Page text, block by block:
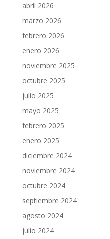
abril 2026
marzo 2026
febrero 2026
enero 2026
noviembre 2025
octubre 2025
julio 2025
mayo 2025
febrero 2025
enero 2025
diciembre 2024
noviembre 2024
octubre 2024
septiembre 2024
agosto 2024
julio 2024